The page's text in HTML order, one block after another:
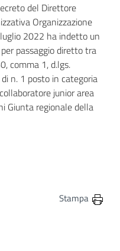
del Direttore
Organizzazione
2022 ha indetto un
passaggio diretto tra
comma 1, d.lgs.
n. 1 posto in categoria
junior area
Giunta regionale della
su Facebook
pagina su Twitter
questa pagina su Linkedin
Condividi questa pagina via
Stampa